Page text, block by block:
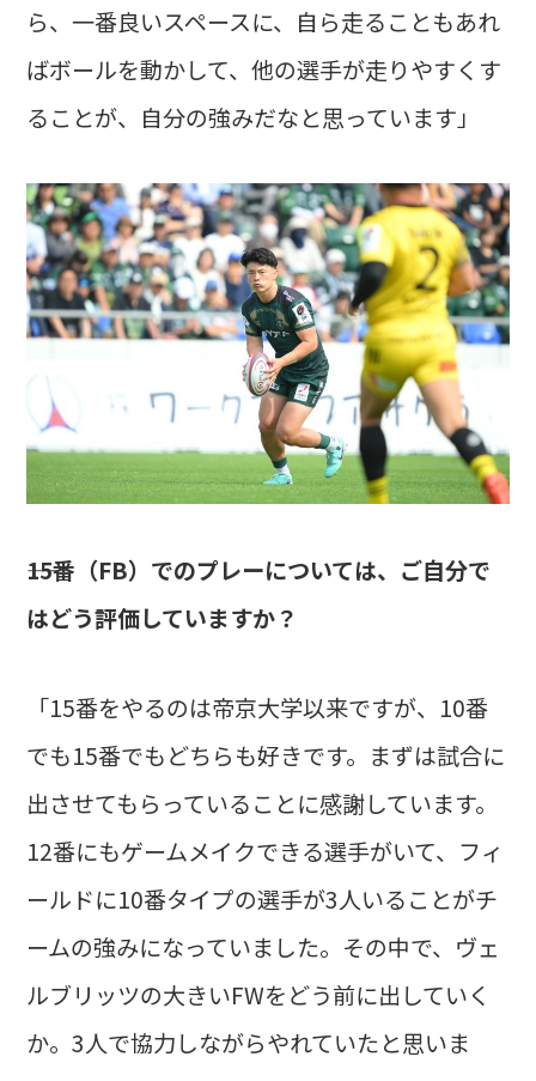
ら、一番良いスペースに、自ら走ることもあれ
ばボールを動かして、他の選手が走りやすくす
ることが、自分の強みだなと思っています」
――15番（FB）でのプレーについては、ご自分で
はどう評価していますか？
「15番をやるのは帝京大学以来ですが、10番
でも15番でもどちらも好きです。まずは試合に
出させてもらっていることに感謝しています。
12番にもゲームメイクできる選手がいて、フィ
ールドに10番タイプの選手が3人いることがチ
ームの強みになっていました。その中で、ヴェ
ルブリッツの大きいFWをどう前に出していく
か。3人で協力しながらやれていたと思いま